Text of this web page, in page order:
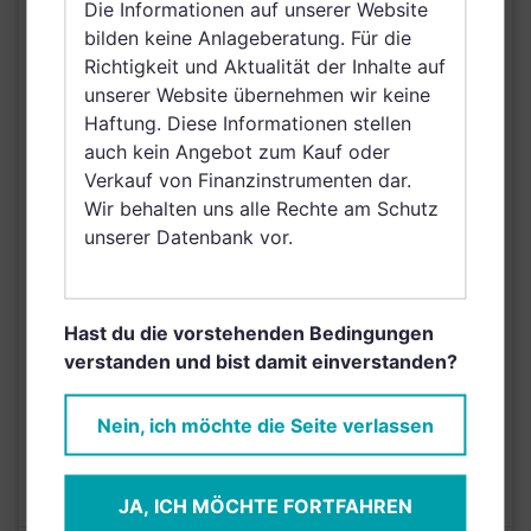
VERTRIEBSZULASSUNG
Luxemburg,
Vereinigtes Königreich
Großbritannien und
Nordirland, Österreich,
Schweiz, Finnland,
Dänemark, Hong Kong,
Schweden, Irland,
Belgien, Netherlands
(Kingdom of the),
Arabische Emirate,
Singapur, Brunei
Darussalam, Saudi
Arabien
AUSGABEAUFSCHLAG 5,00%
N/A
Die Informationen auf unserer Website
bilden keine Anlageberatung. Für die
Richtigkeit und Aktualität der Inhalte auf
unserer Website übernehmen wir keine
Haftung. Diese Informationen stellen
auch kein Angebot zum Kauf oder
Verkauf von Finanzinstrumenten dar.
Wir behalten uns alle Rechte am Schutz
unserer Datenbank vor.
Hast du die vorstehenden Bedingungen
verstanden und bist damit einverstanden?
Nein, ich möchte die Seite verlassen
JA, ICH MÖCHTE FORTFAHREN